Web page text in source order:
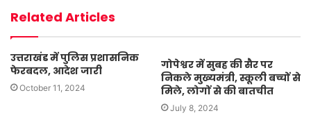
Related Articles
उत्तराखंड में पुलिस प्रशासनिक
फेरबदल, आदेश जारी
October 11, 2024
गोपेश्वर में सुबह की सैर पर
निकले मुख्यमंत्री, स्कूली बच्चों से
मिले, लोगों से की बातचीत
July 8, 2024